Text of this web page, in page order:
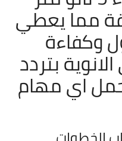
مما يعطي
وكفاءة
بتردد
اي مهام